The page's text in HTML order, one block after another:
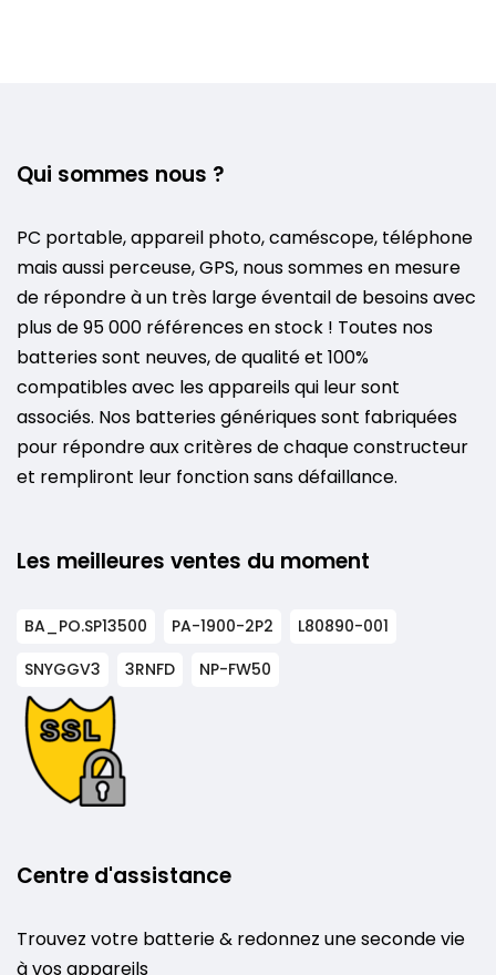
Qui sommes nous ?
PC portable, appareil photo, caméscope, téléphone
mais aussi perceuse, GPS, nous sommes en mesure
de répondre à un très large éventail de besoins avec
plus de 95 000 références en stock ! Toutes nos
batteries sont neuves, de qualité et 100%
compatibles avec les appareils qui leur sont
associés. Nos batteries génériques sont fabriquées
pour répondre aux critères de chaque constructeur
et rempliront leur fonction sans défaillance.
Les meilleures ventes du moment
BA_PO.SP13500 PA-1900-2P2
L80890-001
SNYGGV3
3RNFD NP-FW50
Centre d'assistance
Trouvez votre batterie & redonnez une seconde vie
à vos appareils